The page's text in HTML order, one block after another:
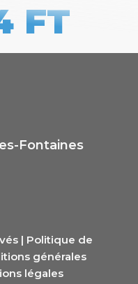
FT
Fontaines
| Politique de
générales
légales